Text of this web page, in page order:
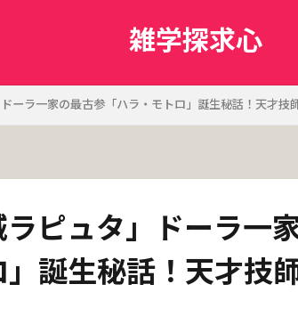
雑学探求心
ーラ一家の最古参「ハラ・モトロ」誕生秘話！天才技
ピュタ」ドーラ一
誕生秘話！天才技